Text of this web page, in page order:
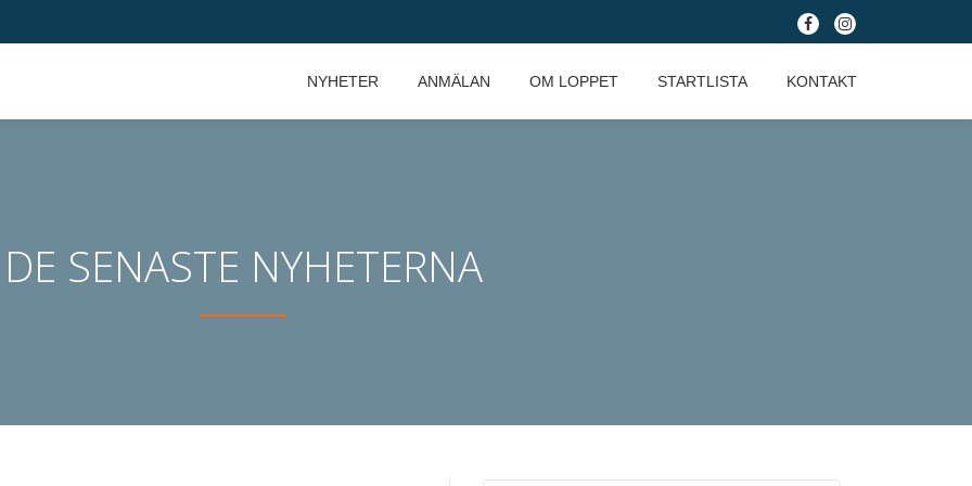
fa-
fa-
NYHETER ANMÄLAN OM LOPPET STARTLISTA KONTAKT
DE SENASTE NYHETERNA